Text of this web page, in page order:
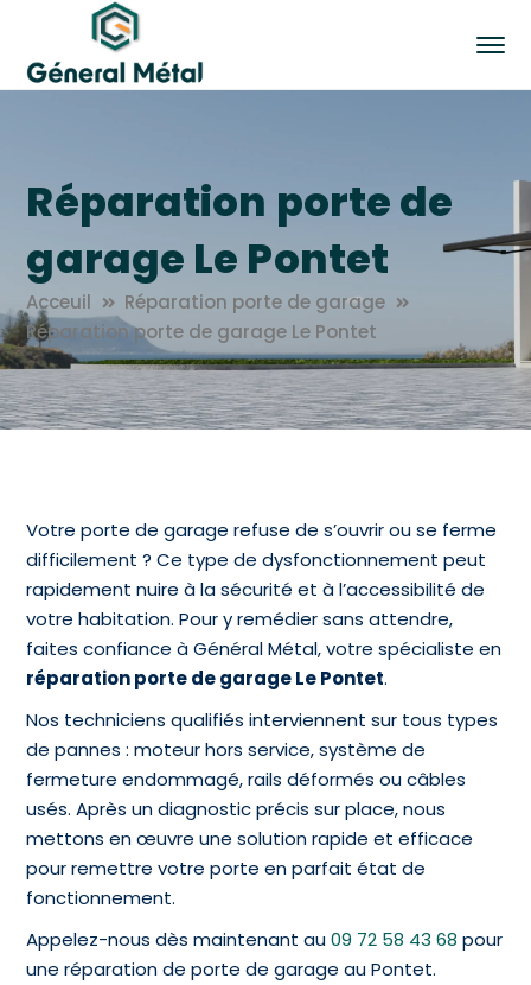
Réparation porte de
garage Le Pontet
Acceuil
Réparation porte de garage
Réparation porte de garage Le Pontet
Votre porte de garage refuse de s’ouvrir ou se ferme
difficilement ? Ce type de dysfonctionnement peut
rapidement nuire à la sécurité et à l’accessibilité de
votre habitation. Pour y remédier sans attendre,
faites confiance à Général Métal, votre spécialiste en
réparation porte de garage Le Pontet.
Nos techniciens qualifiés interviennent sur tous types
de pannes : moteur hors service, système de
fermeture endommagé, rails déformés ou câbles
usés. Après un diagnostic précis sur place, nous
mettons en œuvre une solution rapide et efficace
pour remettre votre porte en parfait état de
fonctionnement.
Appelez-nous dès maintenant au09 72 58 43 68 pour
une réparation de porte de garage au Pontet.